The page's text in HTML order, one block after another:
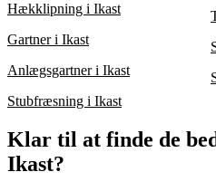
Hækklipning i Ikast
Gartner i Ikast
Anlægsgartner i Ikast
Stubfræsning i Ikast
Klar til at finde de
Ikast?